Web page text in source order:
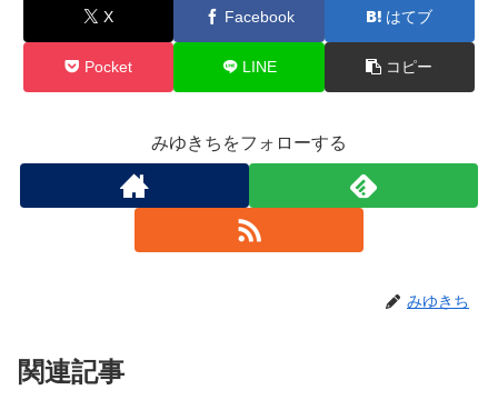
X Facebook はてブ
Pocket LINE コピー
みゆきちをフォローする
みゆきち
関連記事